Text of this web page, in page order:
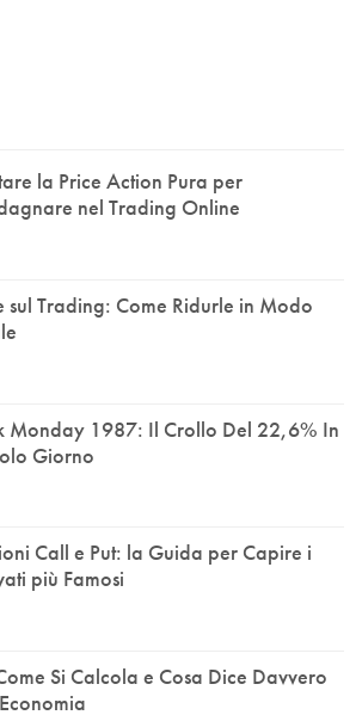
la Price Action Pura per
nel Trading Online
sul Trading: Come Ridurle in Modo
Monday 1987: Il Crollo Del 22,6% In
Giorno
Call e Put: la Guida per Capire i
più Famosi
Si Calcola e Cosa Dice Davvero